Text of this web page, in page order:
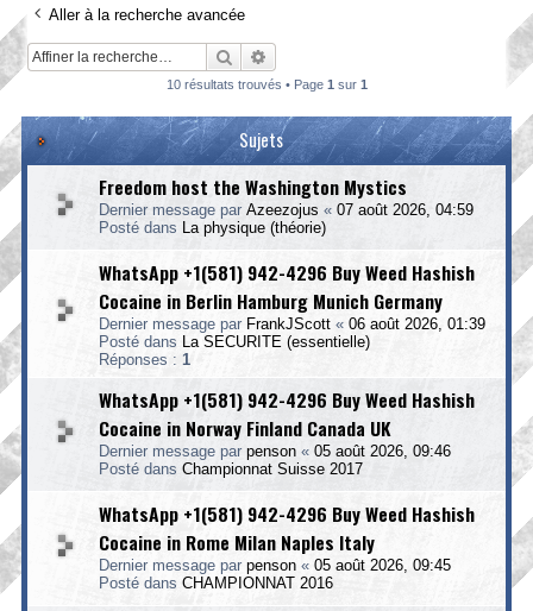
Aller à la recherche avancée
Rechercher
10 résultats trouvés • Page 1 sur 1
Sujets
Freedom host the Washington Mystics
Dernier message par Azeezojus « 07 août 2026, 04:59
Posté dans
La physique (théorie)
WhatsApp +1(581) 942-4296 Buy Weed Hashish
Cocaine in Berlin Hamburg Munich Germany
Dernier message par FrankJScott « 06 août 2026, 01:39
Posté dans
La SECURITE (essentielle)
Réponses : 1
WhatsApp +1(581) 942-4296 Buy Weed Hashish
Cocaine in Norway Finland Canada UK
Dernier message par penson « 05 août 2026, 09:46
Posté dans Championnat Suisse 2017
WhatsApp +1(581) 942-4296 Buy Weed Hashish
Cocaine in Rome Milan Naples Italy
Dernier message par penson « 05 août 2026, 09:45
Posté dans CHAMPIONNAT 2016